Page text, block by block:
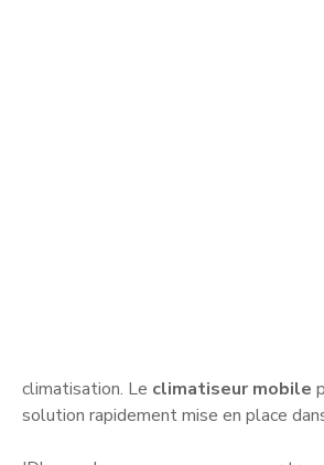
climatisation. Le climatiseur mobile
solution rapidement mise en place